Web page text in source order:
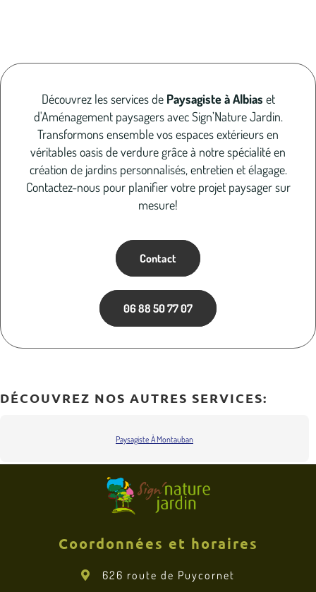
Découvrez les services de Paysagiste à Albias et
d'Aménagement paysagers avec Sign’Nature Jardin.
Transformons ensemble vos espaces extérieurs en
véritables oasis de verdure grâce à notre spécialité en
création de jardins personnalisés, entretien et élagage.
Contactez-nous pour planifier votre projet paysager sur
mesure!
Contact
06 88 50 77 07
DÉCOUVREZ NOS AUTRES SERVICES:
Paysagiste À Montauban
Coordonnées et horaires
626 route de Puycornet